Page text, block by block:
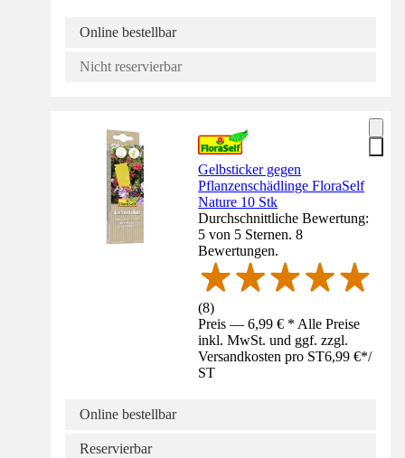
Online bestellbar
Nicht reservierbar
Gelbsticker gegen
Pflanzenschädlinge FloraSelf
Nature 10 Stk
Durchschnittliche Bewertung:
5 von 5 Sternen. 8
Bewertungen.
(8)
Preis — 6,99 € * Alle Preise
inkl. MwSt. und ggf. zzgl.
Versandkosten pro ST6,99 €*/
ST
Online bestellbar
Reservierbar